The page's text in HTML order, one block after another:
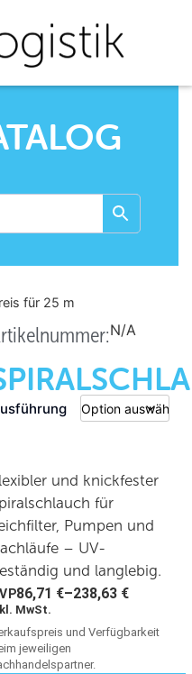
für 25 m
N/A
und knickfester
für
Pumpen und
– UV-
und langlebig.
86,71 €–238,63 €
MwSt.